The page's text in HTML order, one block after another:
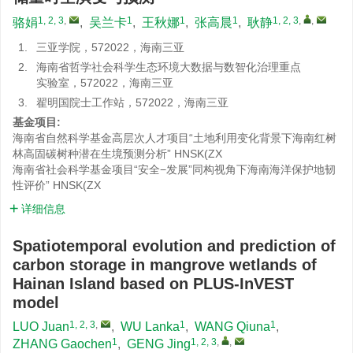
骆娟1, 2, 3, , 吴兰卡1, 王秋娜1, 张高晨1, 耿静1, 2, 3, ,
1.
三亚学院，572022，海南三亚
2.
海南省哲学社会科学生态环境大数据与数智化治理重点
实验室，572022，海南三亚
3.
翟明国院士工作站，572022，海南三亚
基金项目:
海南省自然科学基金高层次人才项目“土地利用变化背景下海南红树
林高固碳树种潜在生境预测分析” HNSK(ZX
海南省社会科学基金项目“安全−发展”同构视角下海南海洋保护地韧
性评价” HNSK(ZX
详细信息
Spatiotemporal evolution and prediction of
carbon storage in mangrove wetlands of
Hainan Island based on PLUS-InVEST
model
LUO Juan1, 2, 3, , WU Lanka1, WANG Qiuna1,
ZHANG Gaochen1, GENG Jing1, 2, 3, ,